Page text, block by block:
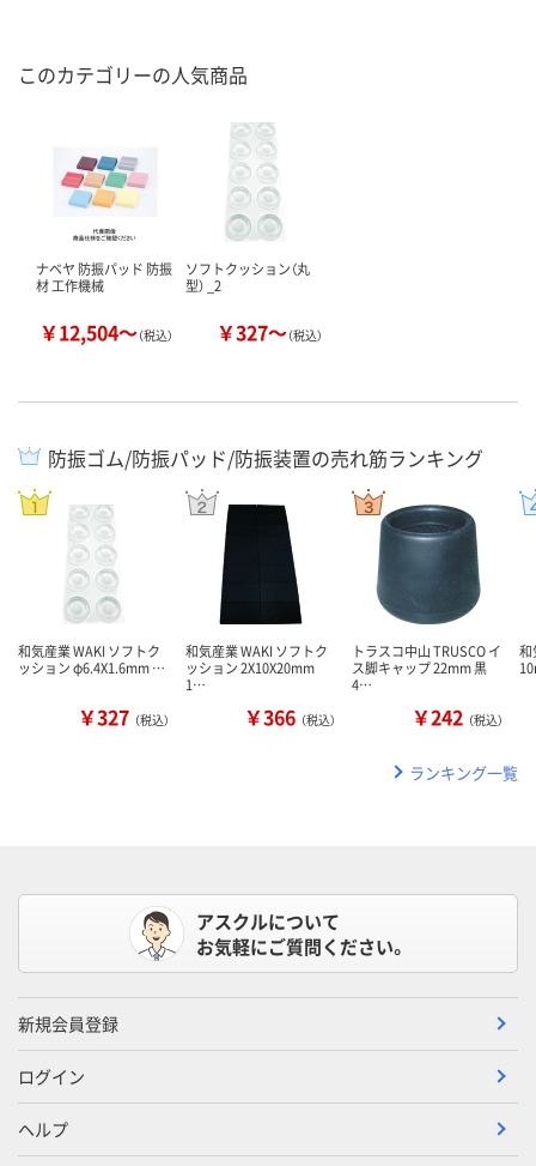
このカテゴリーの人気商品
ナベヤ 防振パッド 防振
材 工作機械
￥12,504～（税込）
ソフトクッション（丸
型） _2
￥327～（税込）
防振ゴム/防振パッド/防振装置の売れ筋ランキング
和気産業 WAKI ソフトク
ッション φ6.4X1.6mm …
￥327 （税込）
和気産業 WAKI ソフトク
ッション 2X10X20mm
1…
￥366 （税込）
トラスコ中山 TRUSCO イ
ス脚キャップ 22mm 黒
4…
￥242 （税込）
和
ランキング一覧
アスクルについて
お気軽にご質問ください。
新規会員登録
ログイン
ヘルプ